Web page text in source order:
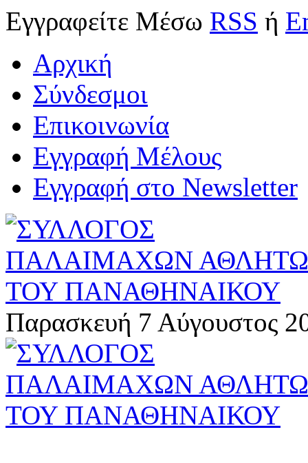
Εγγραφείτε Μέσω RSS ή
Αρχική
Σύνδεσμοι
Επικοινωνία
Εγγραφή Μέλους
Εγγραφή στο Newsletter
Παρασκευή 7 Αύγουστος